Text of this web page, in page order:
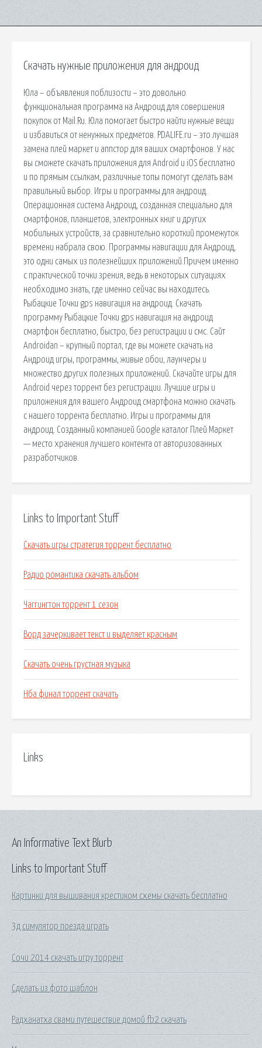
Скачать нужные приложения для андроид
Юла – объявления поблизости – это довольно
функциональная программа на Андроид для совершения
покупок от Mail.Ru. Юла помогает быстро найти нужные вещи
и избавиться от ненужных предметов. PDALIFE.ru – это лучшая
замена плей маркет и аппстор для ваших смартфонов. У нас
вы сможете скачать приложения для Android и iOS бесплатно
и по прямым ссылкам, различные топы помогут сделать вам
правильный выбор. Игры и программы для андроид.
Операционная система Андроид, созданная специально для
смартфонов, планшетов, электронных книг и других
мобильных устройств, за сравнительно короткий промежуток
времени набрала свою. Программы навигации для Андроид,
это одни самых из полезнейших приложений.Причем именно
с практической точки зрения, ведь в некоторых ситуациях
необходимо знать, где именно сейчас вы находитесь.
Рыбацкие Точки gps навигация на андроид. Скачать
программу Рыбацкие Точки gps навигация на андроид
смартфон бесплатно, быстро, без регистрации и смс. Сайт
Androidan – крупный портал, где вы можете скачать на
Андроид игры, программы, живые обои, лаунчеры и
множество других полезных приложений. Скачайте игры для
Android через торрент без регистрации. Лучшие игры и
приложения для вашего Андроид смартфона можно скачать
с нашего торрента бесплатно. Игры и программы для
андроид. Созданный компанией Google каталог Плей Маркет
— место хранения лучшего контента от авторизованных
разработчиков.
Links to Important Stuff
Скачать игры стратегия торрент бесплатно
Радио романтика скачать альбом
Чаггингтон торрент 1 сезон
Ворд зачеркивает текст и выделяет красным
Скачать очень грустная музыка
Нба финал торрент скачать
Links
Links to Important Stuff
Картинки для вышивания крестиком схемы скачать бесплатно
3д симулятор поезда играть
Сочи 2014 скачать игру торрент
Сделать из фото шаблон
Радханатха свами путешествие домой fb2 скачать
An Informative Text Blurb